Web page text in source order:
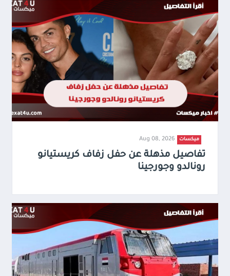
ميكسات Aug 08, 2026
تفاصيل مذهلة عن حفل زفاف كريستيانو
رونالدو وجورجينا